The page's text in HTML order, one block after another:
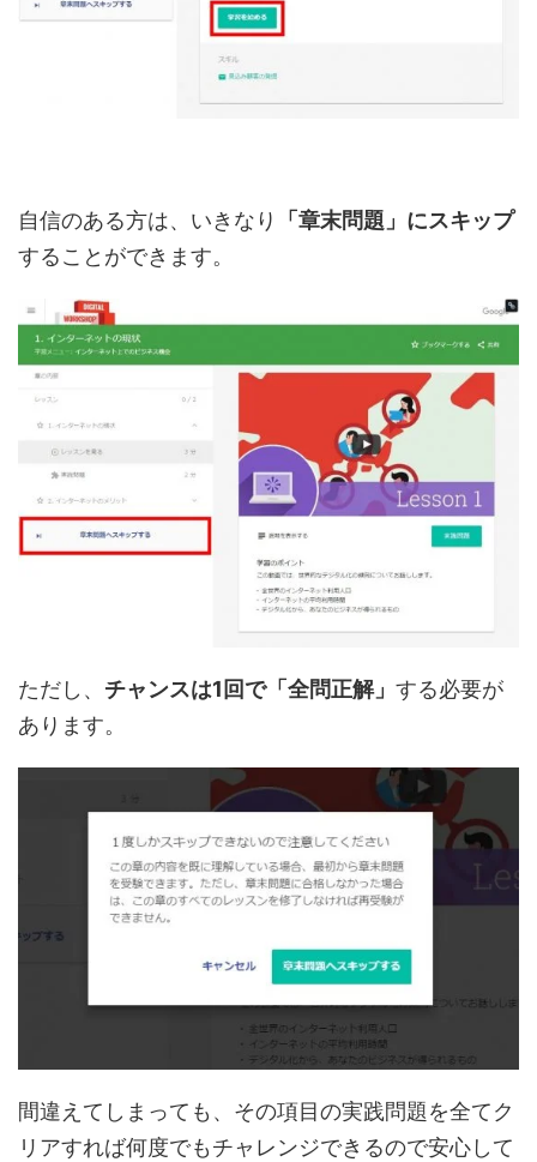
自信のある方は、いきなり
「章末問題」にスキップ
することができます。
ただし、 チャンスは1回で「全問正解」 する必要が
あります。
間違えてしまっても、その項目の実践問題を全てク
リアすれば何度でもチャレンジできるので安心して